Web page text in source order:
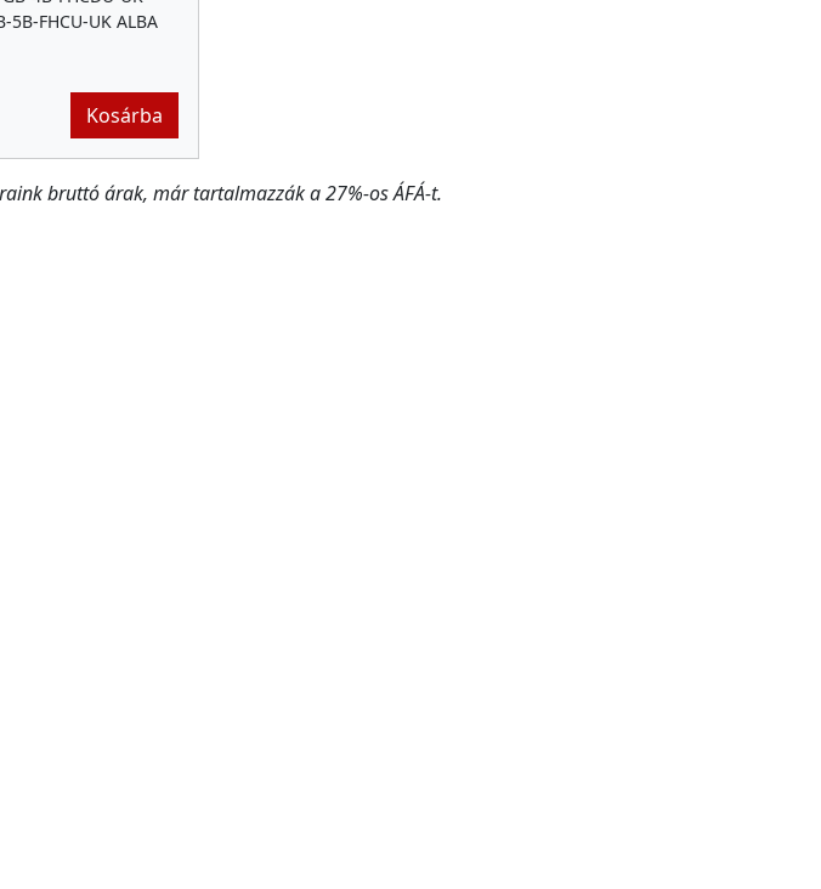
5B-FHCU-UK ALBA
Kosárba
bruttó árak, már tartalmazzák a 27%-os ÁFÁ-t.